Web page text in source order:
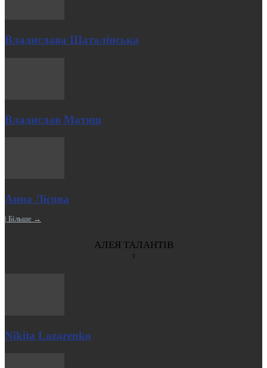
Владислава Шаталінська
Владислав Матяш
Анна Лісова
| Більше →
АЛЕЯ ТАЛАНТІВ
Nikita Lazarenko